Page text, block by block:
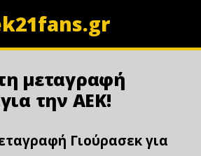
μεταγραφή
την ΑΕΚ!
Γιούρασεκ για